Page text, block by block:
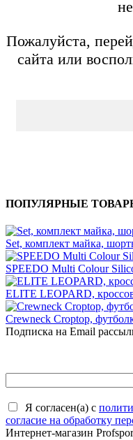
Пожалуйста,
сайта или
ПОПУЛЯРНЫЕ
Set, комплект майка,
SPEEDO Multi Colour
ELITE LEOPARD,
Crewneck Croptop,
Подписка на Email
Я согласен(a) с
согласие на обработку
Интернет-магазин